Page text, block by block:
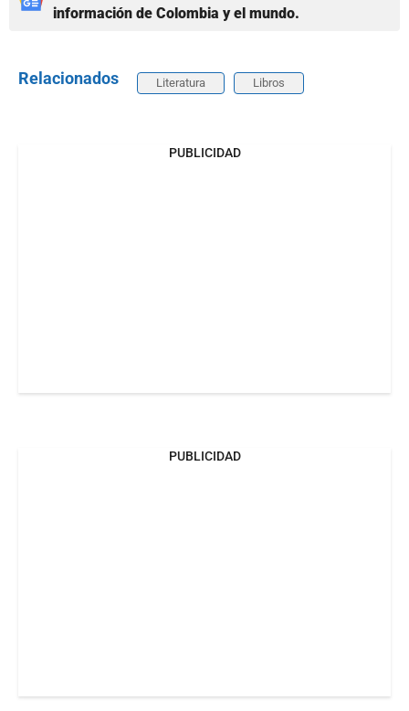
información de Colombia y el mundo.
Relacionados Literatura Libros
PUBLICIDAD
PUBLICIDAD